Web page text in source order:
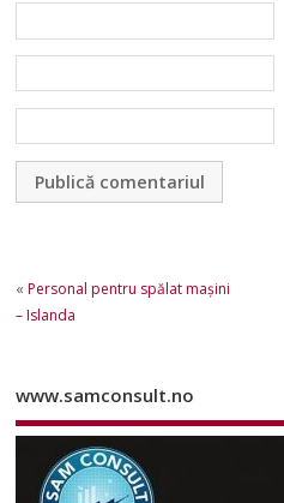
«Personal pentru spălat mașini
– Islanda
www.samconsult.no